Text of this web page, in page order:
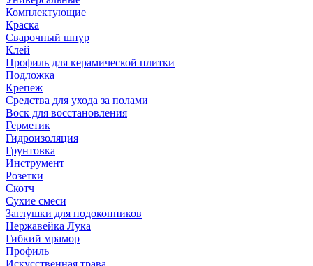
Комплектующие
Краска
Сварочный шнур
Клей
Профиль для керамической плитки
Подложка
Крепеж
Средства для ухода за полами
Воск для восстановления
Герметик
Гидроизоляция
Грунтовка
Инструмент
Розетки
Скотч
Сухие смеси
Заглушки для подоконников
Нержавейка Лука
Гибкий мрамор
Профиль
Искусственная трава